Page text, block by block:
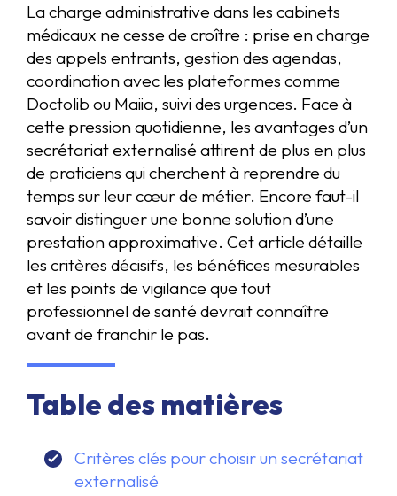
La charge administrative dans les cabinets
médicaux ne cesse de croître : prise en charge
des appels entrants, gestion des agendas,
coordination avec les plateformes comme
Doctolib ou Maiia, suivi des urgences. Face à
cette pression quotidienne, les avantages d’un
secrétariat externalisé attirent de plus en plus
de praticiens qui cherchent à reprendre du
temps sur leur cœur de métier. Encore faut-il
savoir distinguer une bonne solution d’une
prestation approximative. Cet article détaille
les critères décisifs, les bénéfices mesurables
et les points de vigilance que tout
professionnel de santé devrait connaître
avant de franchir le pas.
Table des matières
Critères clés pour choisir un secrétariat
externalisé